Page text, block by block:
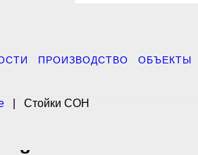
f
o
ПРОИЗВОДСТВО ОБЪЕКТЫ
Стойки СОН